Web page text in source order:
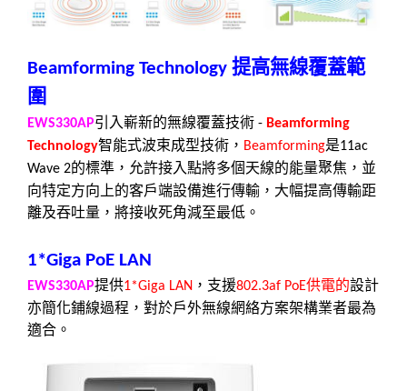
Beamforming Technology 提高無線覆蓋範
圍
EWS330AP引入嶄新的無線覆蓋技術 - Beamforming
Technology智能式波束成型技術， Beamforming是11ac
Wave 2的標準，允許接入點將多個天線的能量聚焦，並
向特定方向上的客戶端設備進行傳輸，大幅提高傳輸距
離及吞吐量，將接收死角減至最低。
1*Giga PoE LAN
EWS330AP提供1*Giga LAN ，支援802.3af PoE供電的設計
亦簡化鋪線過程，對於戶外無線網絡方案架構業者最為
適合。